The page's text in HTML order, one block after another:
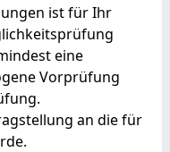
ist für Ihr
eine
Vorprüfung
an die für